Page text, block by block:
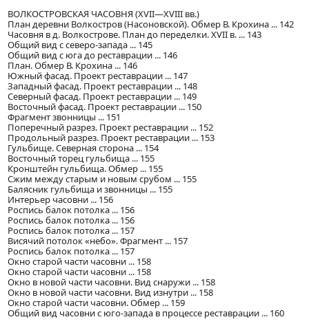
ВОЛКОСТРОВСКАЯ ЧАСОВНЯ (XVII—XVIII вв.)
План деревни Волкостров (Насоновской). Обмер В. Крохина ... 142
Часовня в д. Волкострове. План до переделки. XVII в. ... 143
Общий вид с северо-запада ... 145
Общий вид с юга до реставрации ... 146
План. Обмер В. Крохина ... 146
Южный фасад. Проект реставрации ... 147
Западный фасад. Проект реставрации ... 148
Северный фасад. Проект реставрации ... 149
Восточный фасад. Проект реставрации ... 150
Фрагмент звонницы ... 151
Поперечный разрез. Проект реставрации ... 152
Продольный разрез. Проект реставрации ... 153
Гульбище. Северная сторона ... 154
Восточный торец гульбища ... 155
Кронштейн гульбища. Обмер ... 155
Сжим между старым и новым срубом ... 155
Балясник гульбища и звонницы ... 155
Интерьер часовни ... 156
Роспись балок потолка ... 156
Роспись балок потолка ... 156
Роспись балок потолка ... 157
Висячий потолок «небо». Фрагмент ... 157
Роспись балок потолка ... 157
Окно старой части часовни ... 158
Окно старой части часовни ... 158
Окно в новой части часовни. Вид снаружи ... 158
Окно в новой части часовни. Вид изнутри ... 158
Окно старой части часовни. Обмер ... 159
Общий вид часовни с юго-запада в процессе реставрации ... 160